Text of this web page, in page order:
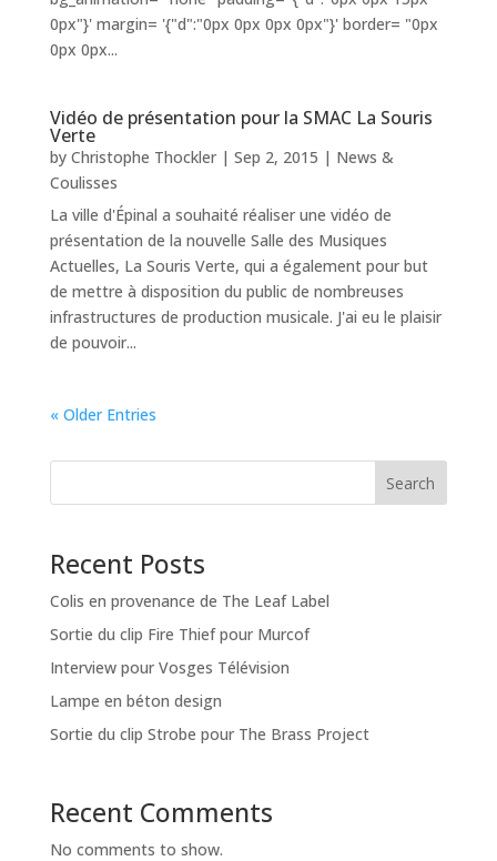
0px"}' margin= '{"d":"0px 0px 0px 0px"}' border= "0px
0px 0px...
Vidéo de présentation pour la SMAC La Souris
Verte
by Christophe Thockler| Sep 2, 2015 | News &
Coulisses
La ville d'Épinal a souhaité réaliser une vidéo de
présentation de la nouvelle Salle des Musiques
Actuelles, La Souris Verte, qui a également pour but
de mettre à disposition du public de nombreuses
infrastructures de production musicale. J'ai eu le plaisir
de pouvoir...
« Older Entries
Search
Recent Posts
Colis en provenance de The Leaf Label
Sortie du clip Fire Thief pour Murcof
Interview pour Vosges Télévision
Lampe en béton design
Sortie du clip Strobe pour The Brass Project
Recent Comments
No comments to show.